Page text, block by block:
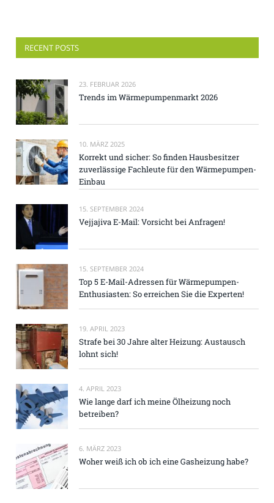
RECENT POSTS
23. FEBRUAR 2026
Trends im Wärmepumpenmarkt 2026
10. MÄRZ 2025
Korrekt und sicher: So finden Hausbesitzer
zuverlässige Fachleute für den Wärmepumpen-
Einbau
15. SEPTEMBER 2024
Vejjajiva E-Mail: Vorsicht bei Anfragen!
15. SEPTEMBER 2024
Top 5 E-Mail-Adressen für Wärmepumpen-
Enthusiasten: So erreichen Sie die Experten!
19. APRIL 2023
Strafe bei 30 Jahre alter Heizung: Austausch
lohnt sich!
4. APRIL 2023
Wie lange darf ich meine Ölheizung noch
betreiben?
6. MÄRZ 2023
Woher weiß ich ob ich eine Gasheizung habe?